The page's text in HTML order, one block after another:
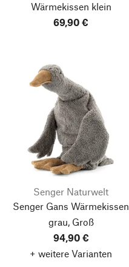
Wärmekissen klein
69,90 €
Senger Naturwelt
Senger Gans Wärmekissen
grau, Groß
94,90 €
+ weitere Varianten